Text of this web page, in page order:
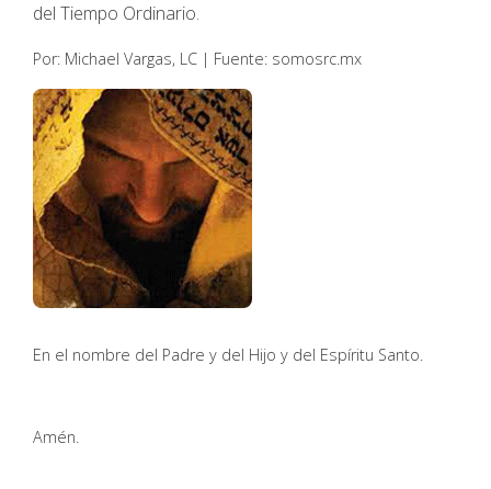
del Tiempo Ordinario.
Por: Michael Vargas, LC | Fuente: somosrc.mx
En el nombre del Padre y del Hijo y del Espíritu Santo.
Amén.